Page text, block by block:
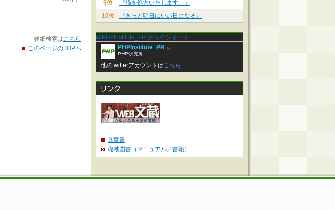
詳細検索はこちら
このページのTOPへ
9位
『猫を処方いたします。』
10位
『きっと明日はいい日になる』
@PHPInstitute_PR からのツイート
PHPInstitute_PR
PHP研究所
a
他のtwitterアカウントはこちら
児童書
職域図書（マニュアル／書籍）